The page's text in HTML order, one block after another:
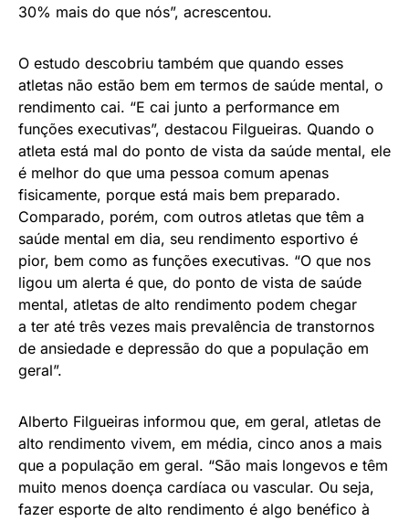
30% mais do que nós”, acrescentou.
O estudo descobriu também que quando esses
atletas não estão bem em termos de saúde mental, o
rendimento cai. “E cai junto a performance em
funções executivas”, destacou Filgueiras. Quando o
atleta está mal do ponto de vista da saúde mental, ele
é melhor do que uma pessoa comum apenas
fisicamente, porque está mais bem preparado.
Comparado, porém, com outros atletas que têm a
saúde mental em dia, seu rendimento esportivo é
pior, bem como as funções executivas. “O que nos
ligou um alerta é que, do ponto de vista de saúde
mental, atletas de alto rendimento podem chegar
a ter até três vezes mais prevalência de transtornos
de ansiedade e depressão do que a população em
geral”.
Alberto Filgueiras informou que, em geral, atletas de
alto rendimento vivem, em média, cinco anos a mais
que a população em geral. “São mais longevos e têm
muito menos doença cardíaca ou vascular. Ou seja,
fazer esporte de alto rendimento é algo benéfico à